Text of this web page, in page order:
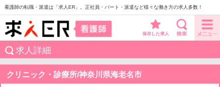
看護師の転職・派遣は「求人ER」。正社員・パート・派遣など様々な働き方の求人多数！
保存した求人
求人詳細
クリニック・診療所/神奈川県海老名市